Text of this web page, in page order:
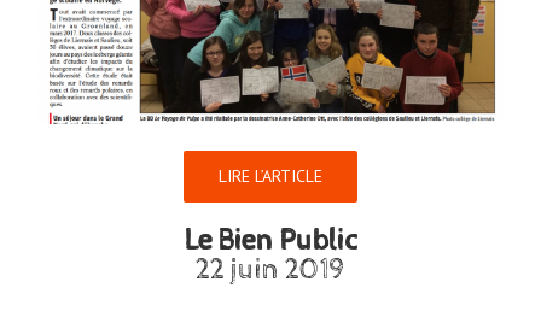
LIRE L’ARTICLE
Le Bien Public
22 juin 2019